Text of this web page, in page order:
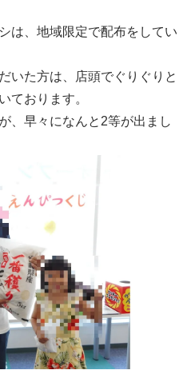
は、地域限定で配布をしてい
いた方は、店頭でぐりぐりと
ております。
、早々になんと2等が出まし